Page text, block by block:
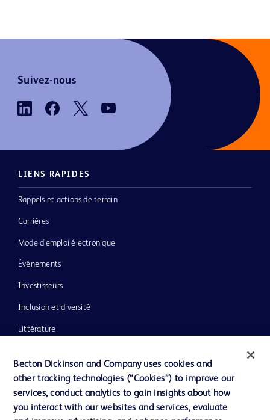
Suivez-nous
LIENS RAPIDES
Rappels et actions de terrain
Carrières
Mode d’emploi électronique
Événements
Investisseurs
Inclusion et diversité
Littérature
Notre entreprise
Éthique et conformité
Becton Dickinson and Company uses cookies and
other tracking technologies (“Cookies”) to improve our
services, conduct analytics to gain insights about how
you interact with our websites and services, evaluate